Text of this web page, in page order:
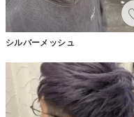
シルバーメッシュ